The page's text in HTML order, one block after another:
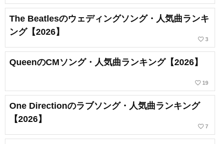
The Beatlesのウェディングソング・人気曲ランキ
ング【2026】
favorite_border 3
QueenのCMソング・人気曲ランキング【2026】
favorite_border 19
One Directionのラブソング・人気曲ランキング
【2026】
favorite_border 7